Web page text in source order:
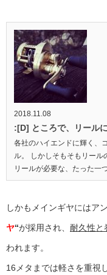
2018.11.08
:[D] ところで、リール
各社のハイエンドに輝く、
ル。 しかしそもそもリー
リールが必要な、たった一
しかもメインギヤにはア
ヤ“が採用され、 耐久性と
われます。
16メタまでは軽さを重視